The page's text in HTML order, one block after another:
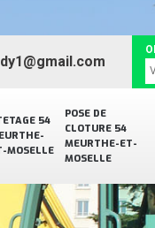
54
MOSELLE
POSE DE
CLOTURE 54
MEURTHE-ET-
MOSELLE